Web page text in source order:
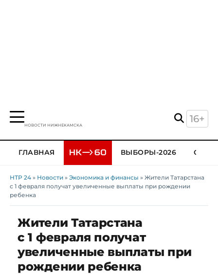
НОВОСТИ НИЖНЕКАМСКА
16+
ГЛАВНАЯ ВЫБОРЫ-2026
НТР 24 » Новости » Экономика и финансы » Жители Татарстана
с 1 февраля получат увеличенные выплаты при рождении
ребенка
Жители Татарстана
с 1 февраля получат
увеличенные выплаты при
рождении ребенка